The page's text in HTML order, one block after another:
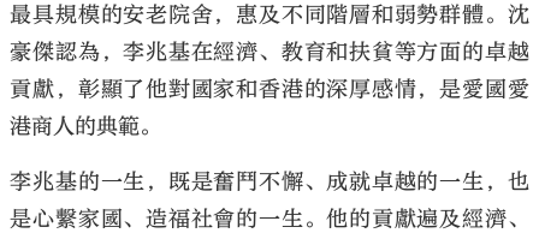
最具規模的安老院舍，惠及不同階層和弱勢群體。沈
豪傑認為，李兆基在經濟、教育和扶貧等方面的卓越
貢獻，彰顯了他對國家和香港的深厚感情，是愛國愛
港商人的典範。
李兆基的一生，既是奮鬥不懈、成就卓越的一生，也
是心繫家國、造福社會的一生。他的貢獻遍及經濟、